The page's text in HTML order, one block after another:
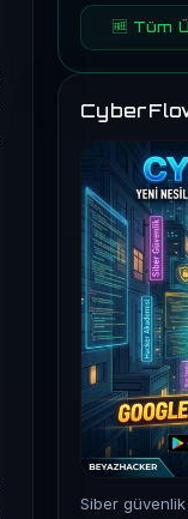
🆓 Tüm
Siber